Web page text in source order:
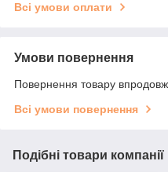
Всі умови оплати
Умови повернення
Повернення товару
Всі умови повернення
Подібні товари компанії